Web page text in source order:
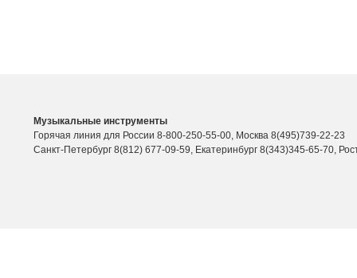
Музыкальные инструменты
Горячая линия для России 8-800-250-55-00, Москва 8(495)739-22-23
Санкт-Петербург 8(812) 677-09-59, Екатеринбург 8(343)345-65-70,